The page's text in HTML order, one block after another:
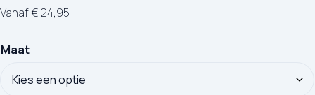
Vanaf€24,95
Maat